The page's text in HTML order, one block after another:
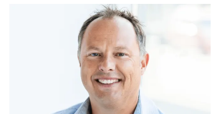
Edzard Lootsma
medisch@dugardijn.nl
www.linkedin.com/in/edzard-lootsma-4899812a/